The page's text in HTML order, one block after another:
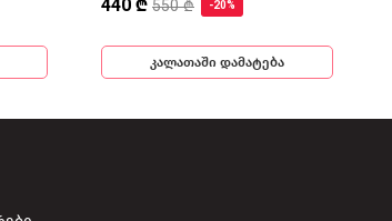
440 ₾ 550 ₾ -20%
კალათაში დამატება